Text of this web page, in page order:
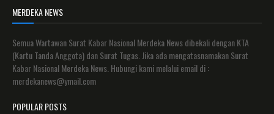
MERDEKA NEWS
Semua Wartawan Surat Kabar Nasional Merdeka News dibekali dengan KTA
(Kartu Tanda Anggota) dan Surat Tugas. Jika ada mengatasnamakan Surat
Kabar Nasional Merdeka News. Hubungi kami melalui email di :
merdekanews@ymail.com
POPULAR POSTS